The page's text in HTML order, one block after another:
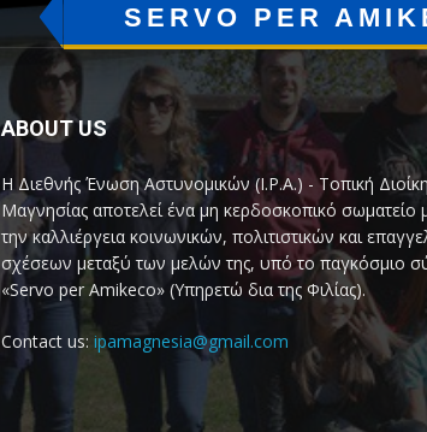
SERVO PER
ABOUT US
Η Διεθνής Ένωση Αστυνομικών (I.P.A.) - Τοπική
Μαγνησίας αποτελεί ένα μη κερδοσκοπικό σωματείο
την καλλιέργεια κοινωνικών, πολιτιστικών και
σχέσεων μεταξύ των μελών της, υπό το παγκόσμιο
«Servo per Amikeco» (Υπηρετώ δια της Φιλίας).
Contact us: ipamagnesia@gmail.com